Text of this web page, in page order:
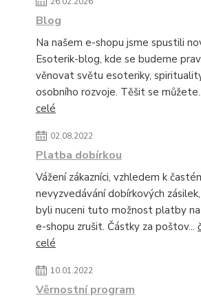
Blog
Na našem e-shopu jsme spustili
Esoterik-blog, kde se budeme
věnovat světu esoteriky,
osobního rozvoje. Těšit se
celé
02.08.2022
Platba dobírkou
Vážení zákazníci, vzhledem k
nevyzvedávání dobírkových
byli nuceni tuto možnost platby na
e-shopu zrušit. Částky za poštov...
celé
10.01.2022
Věrnostní program